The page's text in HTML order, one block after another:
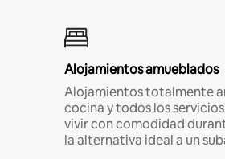
Alojamientos amueblados
Alojamientos totalmente
cocina y todos los
vivir con comodidad
la alternativa ideal a un